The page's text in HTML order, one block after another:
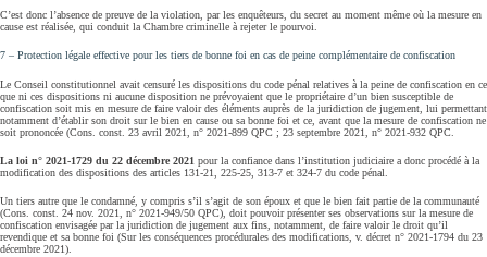
C’est donc l’absence de preuve de la violation, par les enquêteurs, du secret au moment même où la mesure en
cause est réalisée, qui conduit la Chambre criminelle à rejeter le pourvoi.
7 – Protection légale effective pour les tiers de bonne foi en cas de peine complémentaire de confiscation
Le Conseil constitutionnel avait censuré les dispositions du code pénal relatives à la peine de confiscation en ce
que ni ces dispositions ni aucune disposition ne prévoyaient que le propriétaire d’un bien susceptible de
confiscation soit mis en mesure de faire valoir des éléments auprès de la juridiction de jugement, lui permettant
notamment d’établir son droit sur le bien en cause ou sa bonne foi et ce, avant que la mesure de confiscation ne
soit prononcée (Cons. const. 23 avril 2021, n° 2021-899 QPC ; 23 septembre 2021, n° 2021-932 QPC.
La loi n° 2021-1729 du 22 décembre 2021 pour la confiance dans l’institution judiciaire a donc procédé à la
modification des dispositions des articles 131-21, 225-25, 313-7 et 324-7 du code pénal.
Un tiers autre que le condamné, y compris s’il s’agit de son époux et que le bien fait partie de la communauté
(Cons. const. 24 nov. 2021, n° 2021-949/50 QPC), doit pouvoir présenter ses observations sur la mesure de
confiscation envisagée par la juridiction de jugement aux fins, notamment, de faire valoir le droit qu’il
revendique et sa bonne foi (Sur les conséquences procédurales des modifications, v. décret n° 2021-1794 du 23
décembre 2021).